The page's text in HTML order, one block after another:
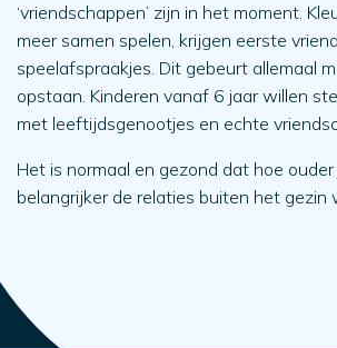
‘vriendschappen’ zijn in het moment.
meer samen spelen, krijgen eerste
speelafspraakjes. Dit gebeurt allemaal
opstaan. Kinderen vanaf 6 jaar willen
met leeftijdsgenootjes en echte
Het is normaal en gezond dat hoe
belangrijker de relaties buiten het gezin